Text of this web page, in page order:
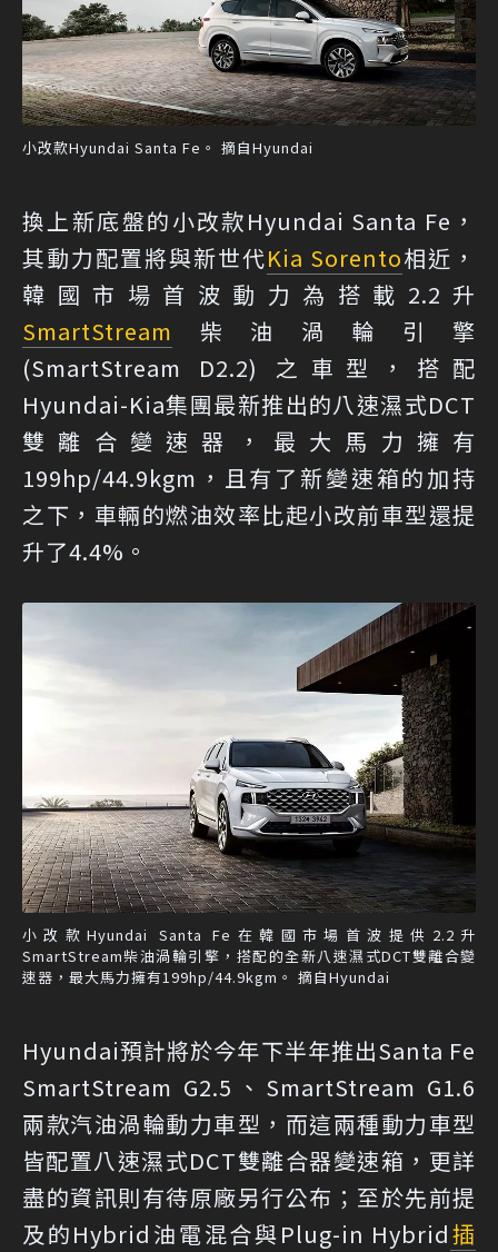
小改款Hyundai Santa Fe。 摘自Hyundai
換上新底盤的小改款Hyundai Santa Fe，
其動力配置將與新世代Kia Sorento相近，
韓國市場首波動力為搭載2.2升
SmartStream 柴油渦輪引擎
(SmartStream D2.2) 之車型，搭配
Hyundai-Kia集團最新推出的八速濕式DCT
雙離合變速器，最大馬力擁有
199hp/44.9kgm，且有了新變速箱的加持
之下，車輛的燃油效率比起小改前車型還提
升了4.4%。
小改款Hyundai Santa Fe在韓國市場首波提供2.2升
SmartStream柴油渦輪引擎，搭配的全新八速濕式DCT雙離合變
速器，最大馬力擁有199hp/44.9kgm。 摘自Hyundai
Hyundai預計將於今年下半年推出Santa Fe
SmartStream G2.5、SmartStream G1.6
兩款汽油渦輪動力車型，而這兩種動力車型
皆配置八速濕式DCT雙離合器變速箱，更詳
盡的資訊則有待原廠另行公布；至於先前提
及的Hybrid油電混合與Plug-in Hybrid插